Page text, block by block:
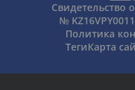
Свидетельство
№
Политика
ТегиКарта